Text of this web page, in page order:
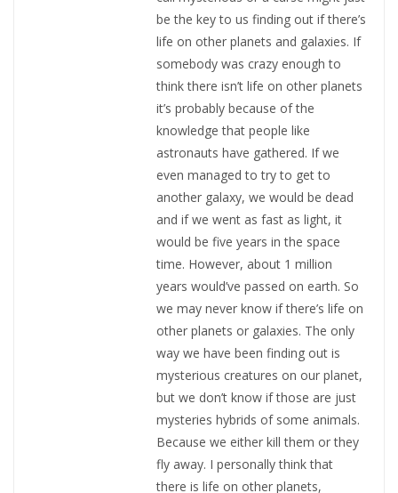
be the key to us finding out if there’s
life on other planets and galaxies. If
somebody was crazy enough to
think there isn’t life on other planets
it’s probably because of the
knowledge that people like
astronauts have gathered. If we
even managed to try to get to
another galaxy, we would be dead
and if we went as fast as light, it
would be five years in the space
time. However, about 1 million
years would’ve passed on earth. So
we may never know if there’s life on
other planets or galaxies. The only
way we have been finding out is
mysterious creatures on our planet,
but we don’t know if those are just
mysteries hybrids of some animals.
Because we either kill them or they
fly away. I personally think that
there is life on other planets,